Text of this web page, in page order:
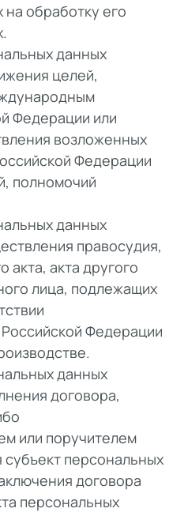
обработку его
данных
целей,
Федерации или
возложенных
Федерации
полномочий
данных
правосудия,
акта, акта другого
лица, подлежащих
Федерации
данных
договора,
или поручителем
субъект персональных
договора
персональных